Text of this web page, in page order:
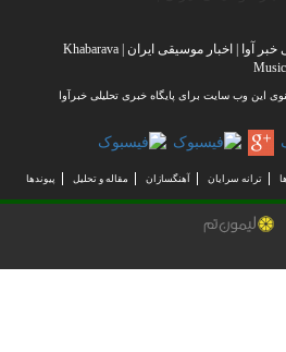
پایگاه خبری تحلیلی خبر آوا | اخبار موسیقی ایران | Khabarava
این وب سایت برای پایگاه خبری تحلیلی خبرآوا
ترانه سرایان آهنگسازان مقاله و تحلیل پیوندها